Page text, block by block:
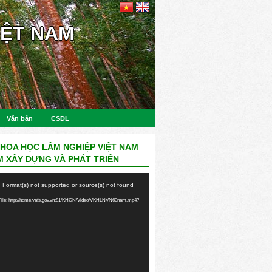
NAM
Văn bản CSDL
HỌC LÂM NGHIỆP VIỆT NAM
XÂY DỰNG VÀ PHÁT TRIỂN
Format(s) not supported or source(s) not found
http://home.vafs.gov.vn:81/KHCN/Video/VKHLNVN60nam.mp4?